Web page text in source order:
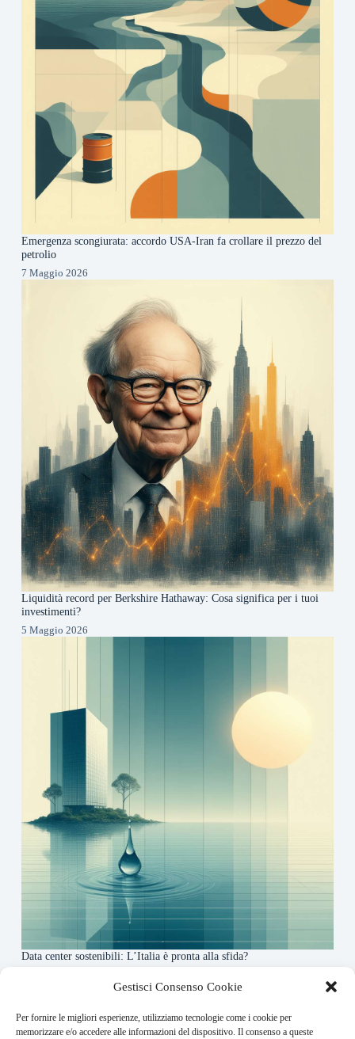
Gestisci Consenso Cookie
Per fornire le migliori esperienze, utilizziamo tecnologie come i cookie per
memorizzare e/o accedere alle informazioni del dispositivo. Il consenso a queste
Emergenza scongiurata: accordo USA-Iran fa crollare il prezzo del
petrolio
7 Maggio 2026
Liquidità record per Berkshire Hathaway: Cosa significa per i tuoi
investimenti?
5 Maggio 2026
Data center sostenibili: L’Italia è pronta alla sfida?
About this website